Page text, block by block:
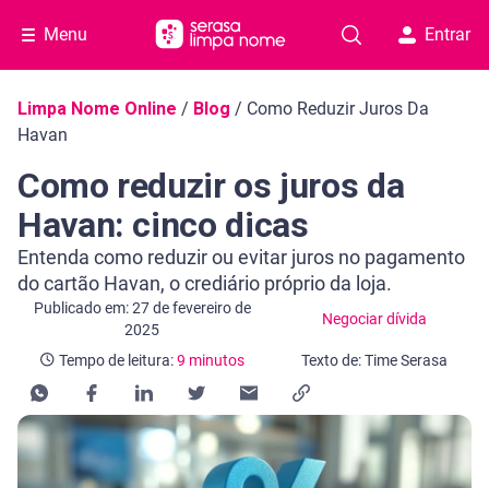
Menu Entrar
Navegação do blog
Limpa Nome Online / Blog / Como Reduzir Juros Da
Havan
Como reduzir os juros da
Havan: cinco dicas
Entenda como reduzir ou evitar juros no pagamento
do cartão Havan, o crediário próprio da loja.
Publicado em: 27 de fevereiro de
2025
Negociar dívida
Categoria Negociar dívida
Tempo de leitura:9 minutos
Tempo de leitura: 9 minutos
Texto de: Time Serasa